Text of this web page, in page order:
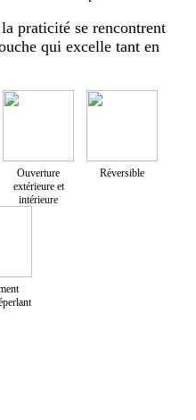
praticité se rencontrent
qui excelle tant en
Ouverture
extérieure et
intérieure
Réversible